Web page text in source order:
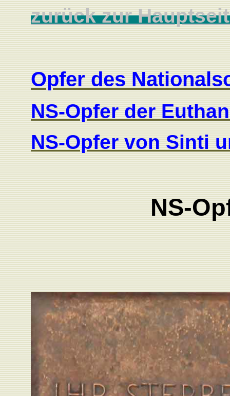
zurück zur
Opfer des
NS-Opfer der
NS-Opfer von Sinti
NS-